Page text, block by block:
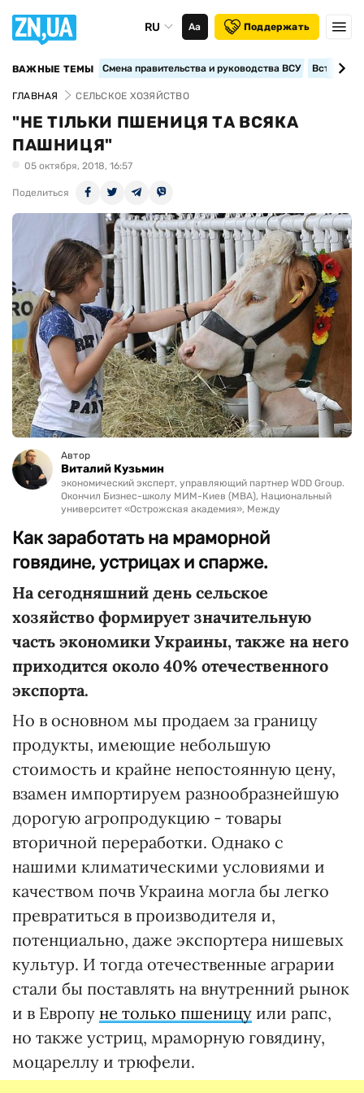
RU Аа Поддержать
ВАЖНЫЕ ТЕМЫ Смена правительства и руководства ВСУ
ГЛАВНАЯ СЕЛЬСКОЕ ХОЗЯЙСТВО
"НЕ ТІЛЬКИ ПШЕНИЦЯ ТА ВСЯКА
ПАШНИЦЯ"
05 октября, 2018, 16:57
Поделиться
Автор
Виталий Кузьмин
экономический эксперт, управляющий партнер WDD Group.
Окончил Бизнес-школу МИМ-Киев (MBA), Национальный
университет «Острожская академия», Между
Как заработать на мраморной
говядине, устрицах и спарже.
На сегодняшний день сельское
хозяйство формирует значительную
часть экономики Украины, также на него
приходится около 40% отечественного
экспорта.
Но в основном мы продаем за границу
продукты, имеющие небольшую
стоимость и крайне непостоянную цену,
взамен импортируем разнообразнейшую
дорогую агропродукцию - товары
вторичной переработки. Однако с
нашими климатическими условиями и
качеством почв Украина могла бы легко
превратиться в производителя и,
потенциально, даже экспортера нишевых
культур. И тогда отечественные аграрии
стали бы поставлять на внутренний рынок
и в Европу не только пшеницу или рапс,
но также устриц, мраморную говядину,
моцареллу и трюфели.